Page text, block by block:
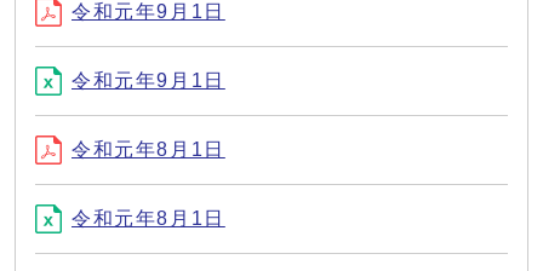
令和元年9月1日
令和元年9月1日
令和元年8月1日
令和元年8月1日